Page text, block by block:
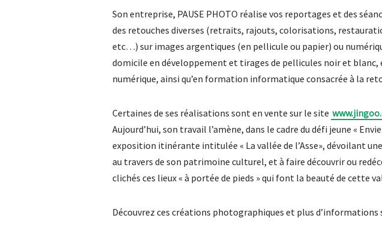
Son entreprise, PAUSE PHOTO réalise vos reportages et des
des retouches diverses (retraits, rajouts, colorisations,
etc…) sur images argentiques (en pellicule ou papier) ou
domicile en développement et tirages de pellicules noir et blanc,
numérique, ainsi qu’en formation informatique consacrée à la
Certaines de ses réalisations sont en vente sur le site
Aujourd’hui, son travail l’amène, dans le cadre du défi jeune «
exposition itinérante intitulée « La vallée de l’Asse», dévoilant une
au travers de son patrimoine culturel, et à faire découvrir ou
clichés ces lieux « à portée de pieds » qui font la beauté de cette
Découvrez ces créations photographiques et plus d’informations